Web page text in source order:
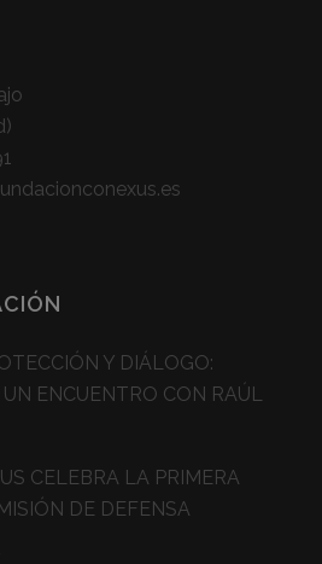
Y DIÁLOGO:
ENCUENTRO CON RAÚL
CELEBRA LA PRIMERA
DE DEFENSA